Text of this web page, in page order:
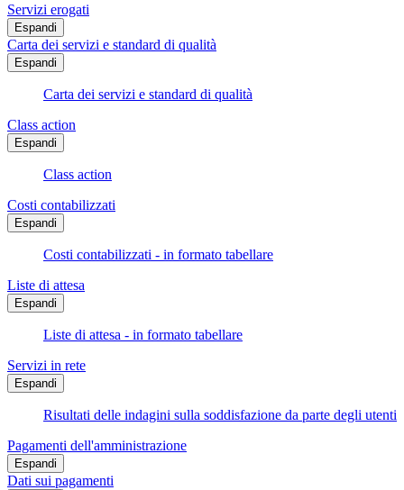
Servizi erogati
Espandi
Carta dei servizi e standard di qualità
Espandi
Carta dei servizi e standard di qualità
Class action
Espandi
Class action
Costi contabilizzati
Espandi
Costi contabilizzati - in formato tabellare
Liste di attesa
Espandi
Liste di attesa - in formato tabellare
Servizi in rete
Espandi
Risultati delle indagini sulla soddisfazione da parte degli utenti
Pagamenti dell'amministrazione
Espandi
Dati sui pagamenti